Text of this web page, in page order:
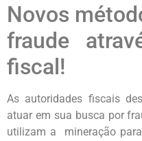
Novos
fraude
fiscal!
As autoridades fiscais
atuar em sua busca por
utilizam a mineração